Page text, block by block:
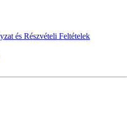
és Részvételi Feltételek